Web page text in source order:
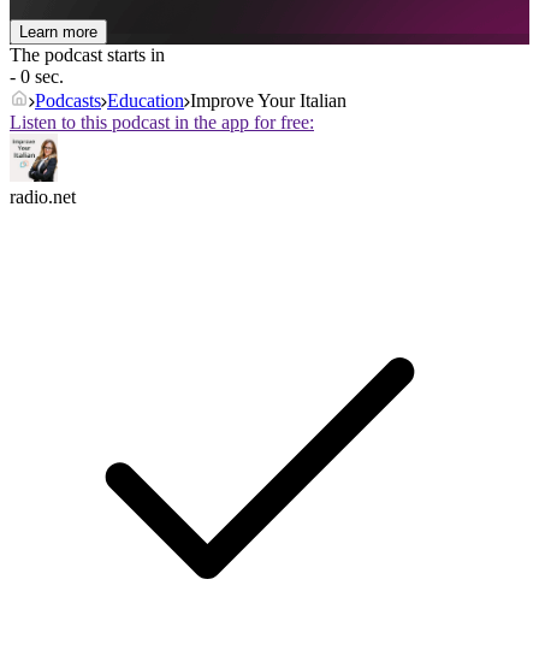
Learn more
The podcast starts in
- 0 sec.
Podcasts Education Improve Your Italian
Listen to this podcast in the app for free:
radio.net